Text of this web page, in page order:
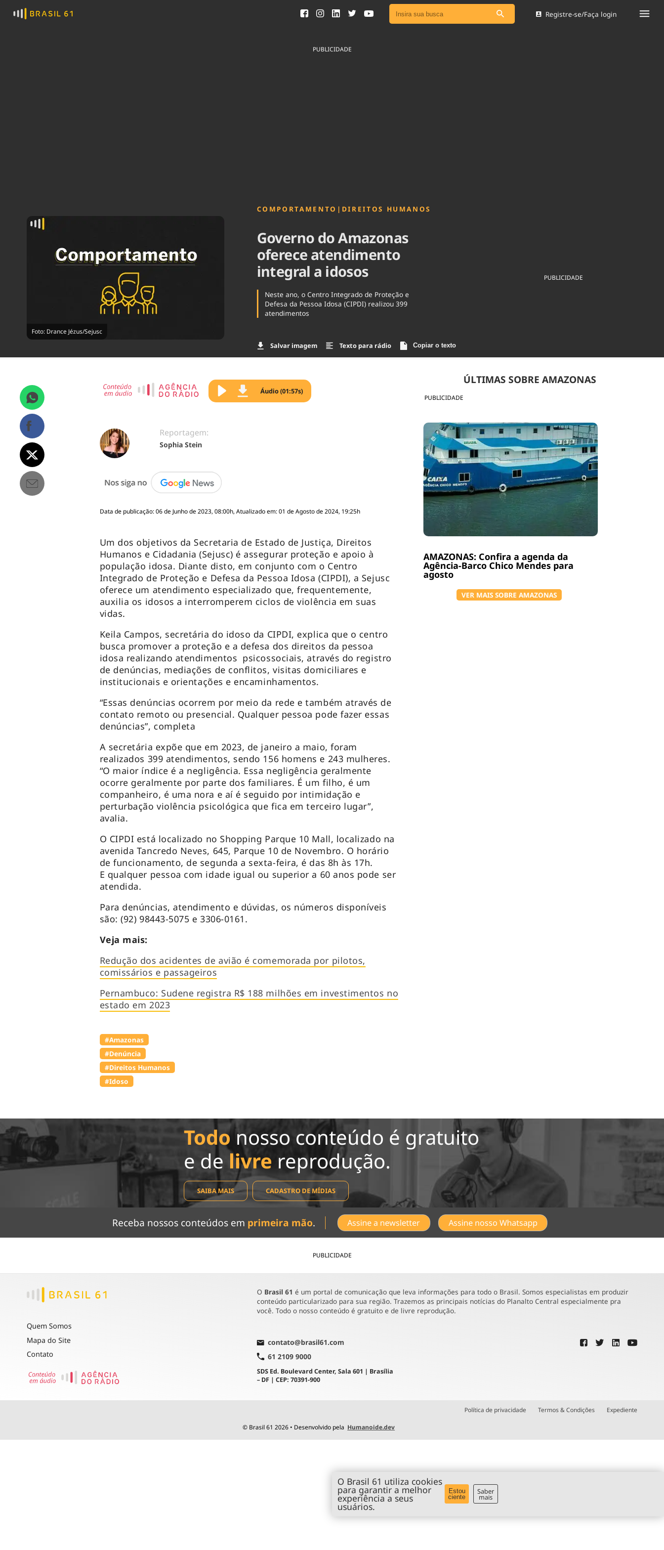
Ver todas as notícias
Registre-se/Faça login
PUBLICIDADE
Foto: Drance Jézus/Sejusc
COMPORTAMENTO | DIREITOS HUMANOS
Governo do Amazonas
oferece atendimento
integral a idosos
Neste ano, o Centro Integrado de Proteção e
Defesa da Pessoa Idosa (CIPDI) realizou 399
atendimentos
Salvar imagem Texto para rádio Copiar o texto
PUBLICIDADE
PUBLICIDADE
ÚLTIMAS SOBRE AMAZONAS
AMAZONAS: Confira a agenda da
Agência-Barco Chico Mendes para
agosto
VER MAIS SOBRE AMAZONAS
Áudio (01:57s)
Reportagem:
Sophia Stein
Data de publicação: 06 de Junho de 2023, 08:00h, Atualizado em: 01 de Agosto de 2024, 19:25h
Um dos objetivos da Secretaria de Estado de Justiça, Direitos
Humanos e Cidadania (Sejusc) é assegurar proteção e apoio à
população idosa. Diante disto, em conjunto com o Centro
Integrado de Proteção e Defesa da Pessoa Idosa (CIPDI), a Sejusc
oferece um atendimento especializado que, frequentemente,
auxilia os idosos a interromperem ciclos de violência em suas
vidas.
Keila Campos, secretária do idoso da CIPDI, explica que o centro
busca promover a proteção e a defesa dos direitos da pessoa
idosa realizando atendimentos psicossociais, através do registro
de denúncias, mediações de conflitos, visitas domiciliares e
institucionais e orientações e encaminhamentos.
“Essas denúncias ocorrem por meio da rede e também através de
contato remoto ou presencial. Qualquer pessoa pode fazer essas
denúncias”, completa
A secretária expõe que em 2023, de janeiro a maio, foram
realizados 399 atendimentos, sendo 156 homens e 243 mulheres.
“O maior índice é a negligência. Essa negligência geralmente
ocorre geralmente por parte dos familiares. É um filho, é um
companheiro, é uma nora e aí é seguido por intimidação e
perturbação violência psicológica que fica em terceiro lugar”,
avalia.
O CIPDI está localizado no Shopping Parque 10 Mall, localizado na
avenida Tancredo Neves, 645, Parque 10 de Novembro. O horário
de funcionamento, de segunda a sexta-feira, é das 8h às 17h.
E qualquer pessoa com idade igual ou superior a 60 anos pode ser
atendida.
Para denúncias, atendimento e dúvidas, os números disponíveis
são: (92) 98443-5075 e 3306-0161.
Veja mais:
Redução dos acidentes de avião é comemorada por pilotos,
comissários e passageiros
Pernambuco: Sudene registra R$ 188 milhões em investimentos no
estado em 2023
#Amazonas
#Denúncia
#Direitos Humanos
#Idoso
Todonosso conteúdo é gratuito
e de livre reprodução.
SAIBA MAIS CADASTRO DE MÍDIAS
Receba nossos conteúdos em primeira mão. Assine a newsletter Assine nosso Whatsapp
PUBLICIDADE
Quem Somos
Mapa do Site
Contato
O Brasil 61 é um portal de comunicação que leva informações para todo o Brasil. Somos especialistas em produzir
conteúdo particularizado para sua região. Trazemos as principais notícias do Planalto Central especialmente pra
você. Todo o nosso conteúdo é gratuito e de livre reprodução.
contato@brasil61.com
61 2109 9000
SDS Ed. Boulevard Center, Sala 601 | Brasília
– DF | CEP: 70391-900
Política de privacidade Termos & Condições Expediente
© Brasil 61 2026 • Desenvolvido pela Humanoide.dev
O Brasil 61 utiliza cookies
para garantir a melhor
experiência a seus
usuários.
Estou
ciente
Saber
mais